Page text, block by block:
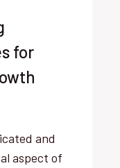
for
and
aspect of